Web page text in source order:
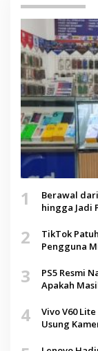
1
Berawal
hingga Jadi
2
TikTok
Pengguna
3
PS5 Resmi
Apakah
4
Vivo V60
Usung